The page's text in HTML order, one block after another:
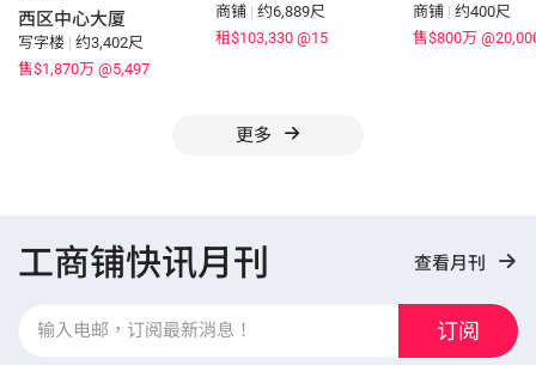
西区中心大厦
写字楼 | 约3,402尺
售$1,870万 @5,497
商铺 | 约6,889尺
租$103,330 @15
商铺 | 约400尺
售$800万
更多
工商铺快讯月刊 查看月刊
订阅